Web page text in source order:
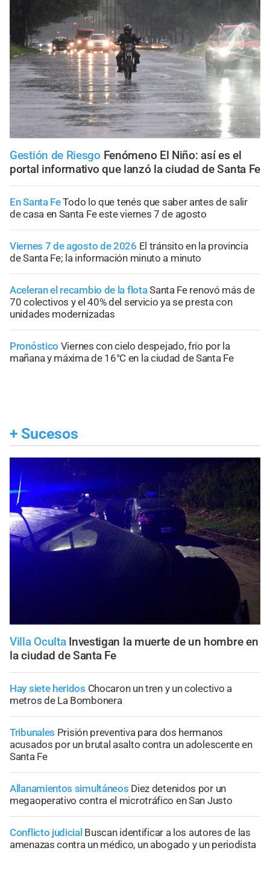
Gestión de Riesgo Fenómeno El Niño: así es el
portal informativo que lanzó la ciudad de Santa Fe
En Santa FeTodo lo que tenés que saber antes de salir
de casa en Santa Fe este viernes 7 de agosto
Viernes 7 de agosto de 2026 El tránsito en la provincia
de Santa Fe; la información minuto a minuto
Aceleran el recambio de la flotaSanta Fe renovó más de
70 colectivos y el 40% del servicio ya se presta con
unidades modernizadas
Pronóstico Viernes con cielo despejado, frío por la
mañana y máxima de 16°C en la ciudad de Santa Fe
+ Sucesos
Villa Oculta Investigan la muerte de un hombre en
la ciudad de Santa Fe
Hay siete heridos Chocaron un tren y un colectivo a
metros de La Bombonera
Tribunales Prisión preventiva para dos hermanos
acusados por un brutal asalto contra un adolescente en
Santa Fe
Allanamientos simultáneos Diez detenidos por un
megaoperativo contra el microtráfico en San Justo
Conflicto judicial Buscan identificar a los autores de las
amenazas contra un médico, un abogado y un periodista